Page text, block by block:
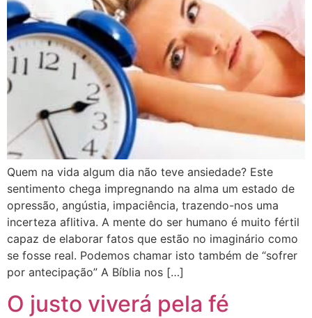
Quem na vida algum dia não teve ansiedade? Este
sentimento chega impregnando na alma um estado de
opressão, angústia, impaciência, trazendo-nos uma
incerteza aflitiva. A mente do ser humano é muito fértil
capaz de elaborar fatos que estão no imaginário como
se fosse real. Podemos chamar isto também de “sofrer
por antecipação” A Bíblia nos […]
O justo viverá pela fé